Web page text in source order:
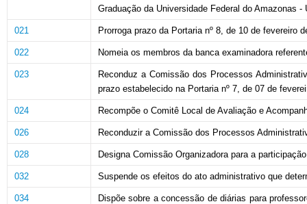
Graduação da Universidade Federal do Amazonas -
021 Prorroga prazo da Portaria nº 8, de 10 de fevereiro
022 Nomeia os membros da banca examinadora
023
Reconduz a Comissão dos Processos
prazo estabelecido na Portaria nº 7, de 07 de
024 Recompõe o Comitê Local de Avaliação e
026 Reconduzir a Comissão dos Processos
028 Designa Comissão Organizadora para a
032 Suspende os efeitos do ato administrativo que
034
Dispõe sobre a concessão de diárias para